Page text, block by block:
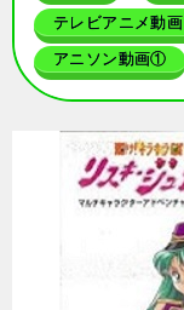
テレビアニメ動画
アニソン動画①